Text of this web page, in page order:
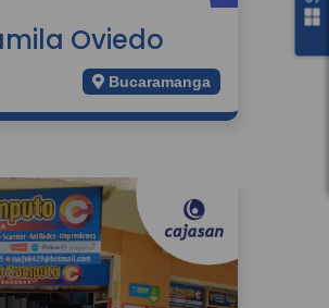
Oviedo
Bucaramanga